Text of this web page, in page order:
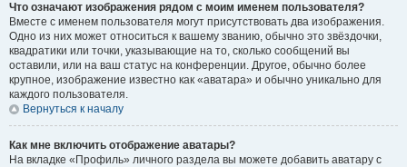
Что означают изображения рядом с моим именем пользователя?
Вместе с именем пользователя могут присутствовать два изображения.
Одно из них может относиться к вашему званию, обычно это звёздочки,
квадратики или точки, указывающие на то, сколько сообщений вы
оставили, или на ваш статус на конференции. Другое, обычно более
крупное, изображение известно как «аватара» и обычно уникально для
каждого пользователя.
Вернуться к началу
Как мне включить отображение аватары?
На вкладке «Профиль» личного раздела вы можете добавить аватару с